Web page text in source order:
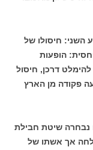
השני: חיסולו של
הופעות
דרכן, חיסול
פקודה מן הארץ
נבחרה שיטת חבילת
אך אשתו של